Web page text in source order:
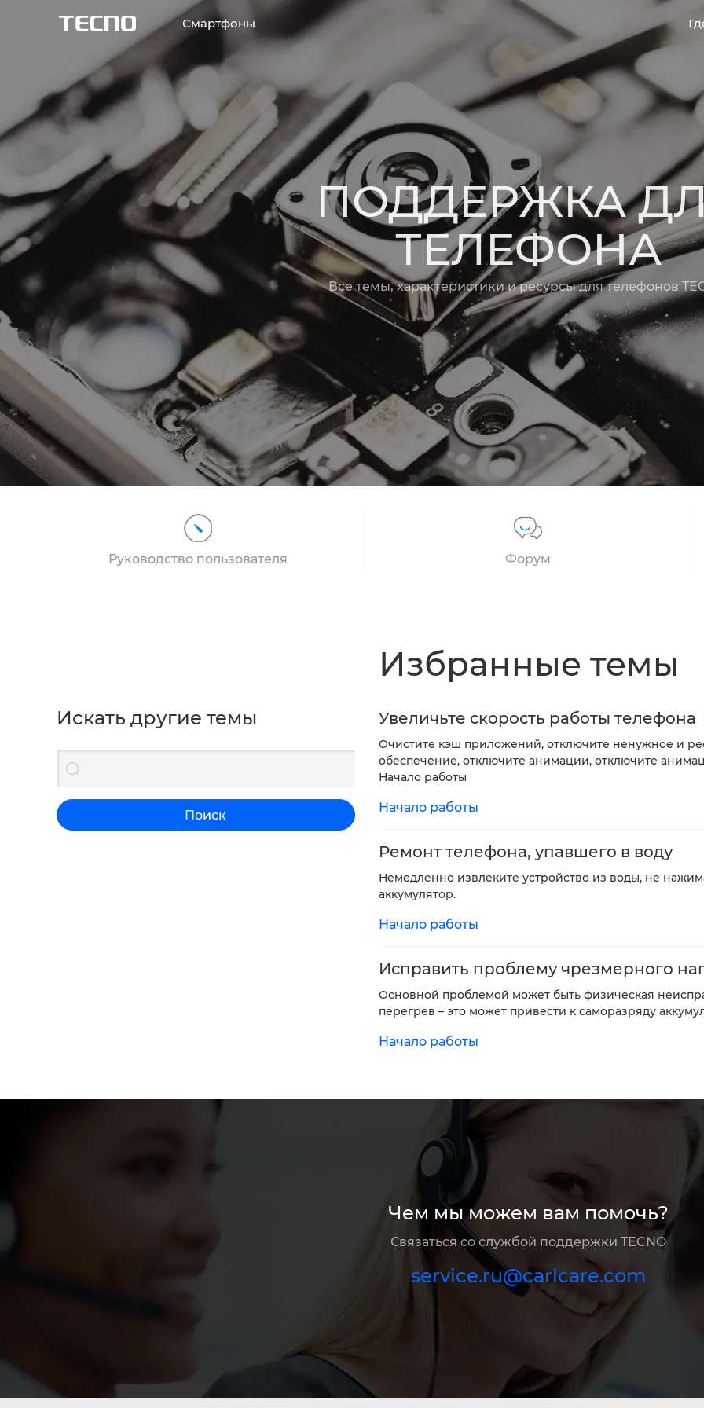
Смартфоны
CAMON
Сите модели Спореди модели
Py
ПОДДЕРЖКА
ТЕЛЕФОНА
Все темы, характеристики и ресурсы для телефонов
Руководство пользователя Форум
Искать другие темы
Поиск
Избранные темы
Увеличьте скорость работы телефона
Очистите кэш приложений, отключите ненужное и
обеспечение, отключите анимации, отключите
Начало работы
Начало работы
Ремонт телефона, упавшего в воду
Немедленно извлеките устройство из воды, не
аккумулятор.
Начало работы
Исправить проблему чрезмерного
Основной проблемой может быть физическая
перегрев – это может привести к саморазряду
Начало работы
Чем мы можем вам помочь?
Связаться со службой поддержки TECNO
service.ru@carlcare.com